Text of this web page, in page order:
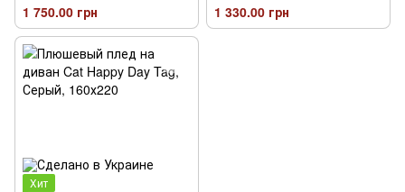
1 750.00 грн 1 330.00 грн
Хит